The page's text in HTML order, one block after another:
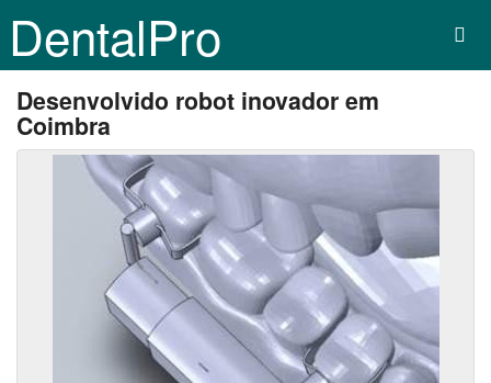
DentalPro
Desenvolvido robot inovador em
Coimbra